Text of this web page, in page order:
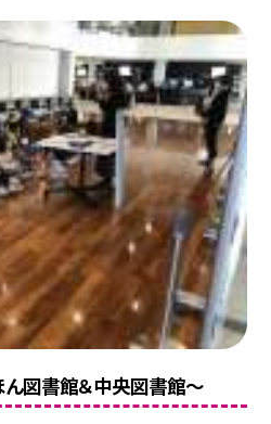
図書館＆中央図書館〜